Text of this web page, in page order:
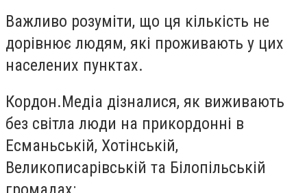
Важливо розуміти, що ця кількість не
дорівнює людям, які проживають у цих
населених пунктах.
Кордон.Медіа дізналися, як виживають
без світла люди на прикордонні в
Есманьській, Хотінській,
Великописарівській та Білопільській